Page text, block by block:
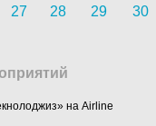
27 28 29
30
на Airline